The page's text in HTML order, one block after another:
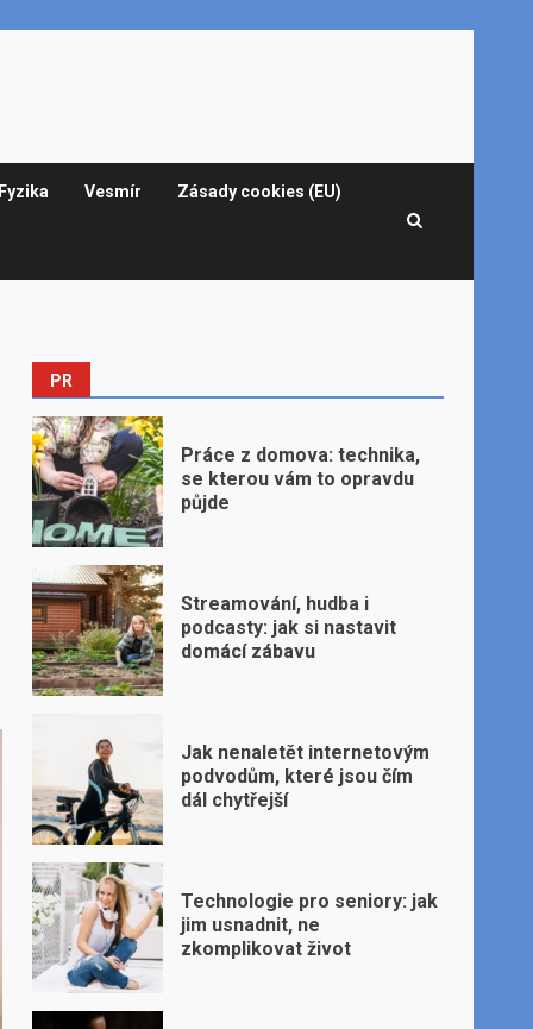
Fyzika Vesmír Zásady cookies (EU)
PR
Práce z domova: technika,
se kterou vám to opravdu
půjde
Streamování, hudba i
podcasty: jak si nastavit
domácí zábavu
Jak nenaletět internetovým
podvodům, které jsou čím
dál chytřejší
Technologie pro seniory: jak
jim usnadnit, ne
zkomplikovat život